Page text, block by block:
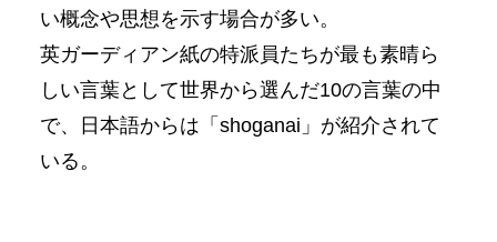
い概念や思想を示す場合が多い。
英ガーディアン紙の特派員たちが最も素晴ら
しい言葉として世界から選んだ10の言葉の中
で、日本語からは「shoganai」が紹介されて
いる。